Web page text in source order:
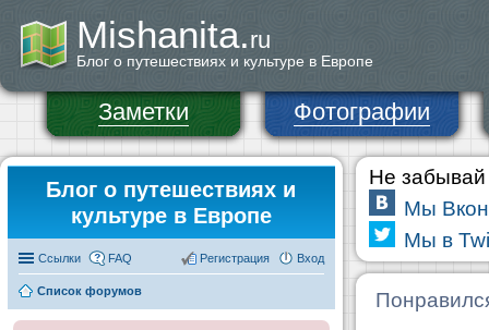
Mishanita.ru
Блог о путешествиях и культуре в Европе
Заметки Фотографии
Блог о путешествиях и
культуре в Европе
Ссылки FAQ Вход
Регистрация
Список форумов
Не забывай
Мы
Мы в